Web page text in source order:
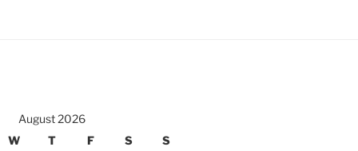
August 2026
W T F S S